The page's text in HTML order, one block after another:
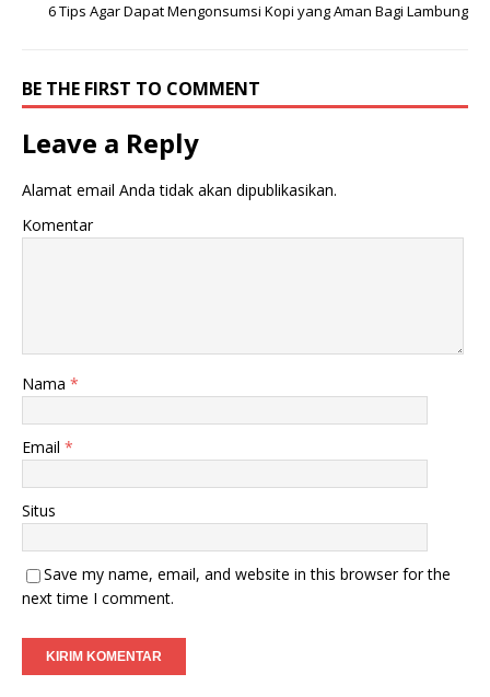
6 Tips Agar Dapat Mengonsumsi Kopi yang Aman Bagi Lambung
BE THE FIRST TO COMMENT
Leave a Reply
Alamat email Anda tidak akan dipublikasikan.
Komentar
Nama *
Email *
Situs
Save my name, email, and website in this browser for the
next time I comment.